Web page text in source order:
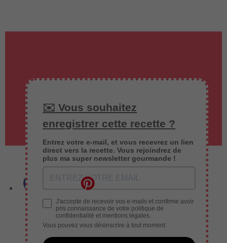
✉️ Vous souhaitez
enregistrer cette recette ?
Entrez votre e-mail, et vous recevrez un lien
direct vers la recette. Vous rejoindrez de
plus ma super newsletter gourmande !
J'accepte de recevoir vos e-mails et confirme avoir
pris connaissance de votre politique de
confidentialité et mentions légales.
Vous pouvez vous désinscrire à tout moment.
NUTELLA SÉLECTION